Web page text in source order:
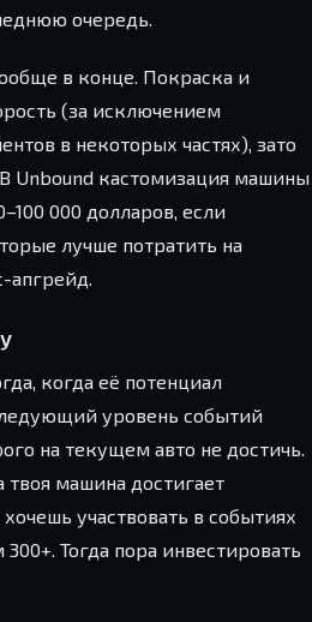
очередь.
в конце. Покраска и
(за исключением
в некоторых частях), зато
Unbound кастомизация машины
000 долларов, если
лучше потратить на
когда её потенциал
уровень событий
на текущем авто не достичь.
твоя машина достигает
участвовать в событиях
Тогда пора инвестировать